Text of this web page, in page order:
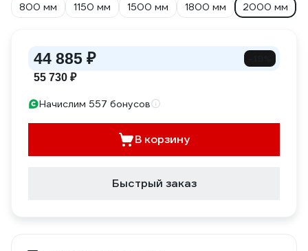
800 мм
1150 мм 1500 мм 1800 мм 2000 мм
44 885 ₽
55 730 ₽
Начислим 557 бонусов
В корзину
Быстрый заказ